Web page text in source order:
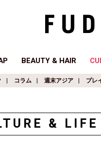
BEAUTY & HAIR
コラム 週末アジア プレ
& LIFE